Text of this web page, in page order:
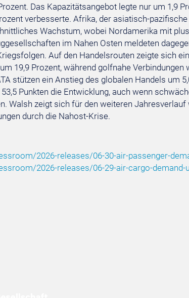
Das Kapazitätsangebot legte nur um 1,9
verbesserte. Afrika, der asiatisch-
Wachstum, wobei Nordamerika mit
im Nahen Osten meldeten
Auf den Handelsrouten zeigte sich
19,9 Prozent, während golfnahe Verbindungen
stützen ein Anstieg des globalen Handels um
Punkten die Entwicklung, auch wenn
Walsh zeigt sich für den weiteren
durch die Nahost-Krise.
2026-releases/06-30-air-passenger-
2026-releases/06-29-air-cargo-demand-